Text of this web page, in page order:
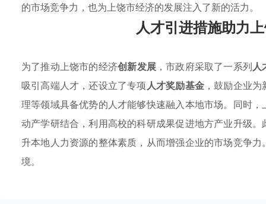
的市场竞争力，也为上饶市经济的发展注入了新的活力。
人才引进措施助力
为了推动上饶市的经济创新发展，市政府采取了一系列人
吸引高端人才，还设立了专项人才奖励基金，鼓励企业为
理等领域具备优势的人才能够快速融入本地市场。同时
动产学研结合，利用高校的科研成果促进地方产业升级
升本地人力资源的整体素质，从而增强企业的市场竞争
境。